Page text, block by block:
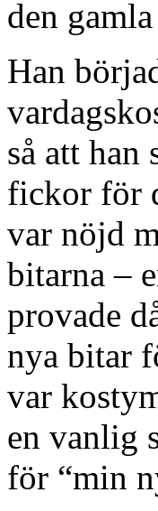
den
Han
så att
fickor för
var nöjd
bitarna –
provade
nya bitar
var
en vanlig
för “min